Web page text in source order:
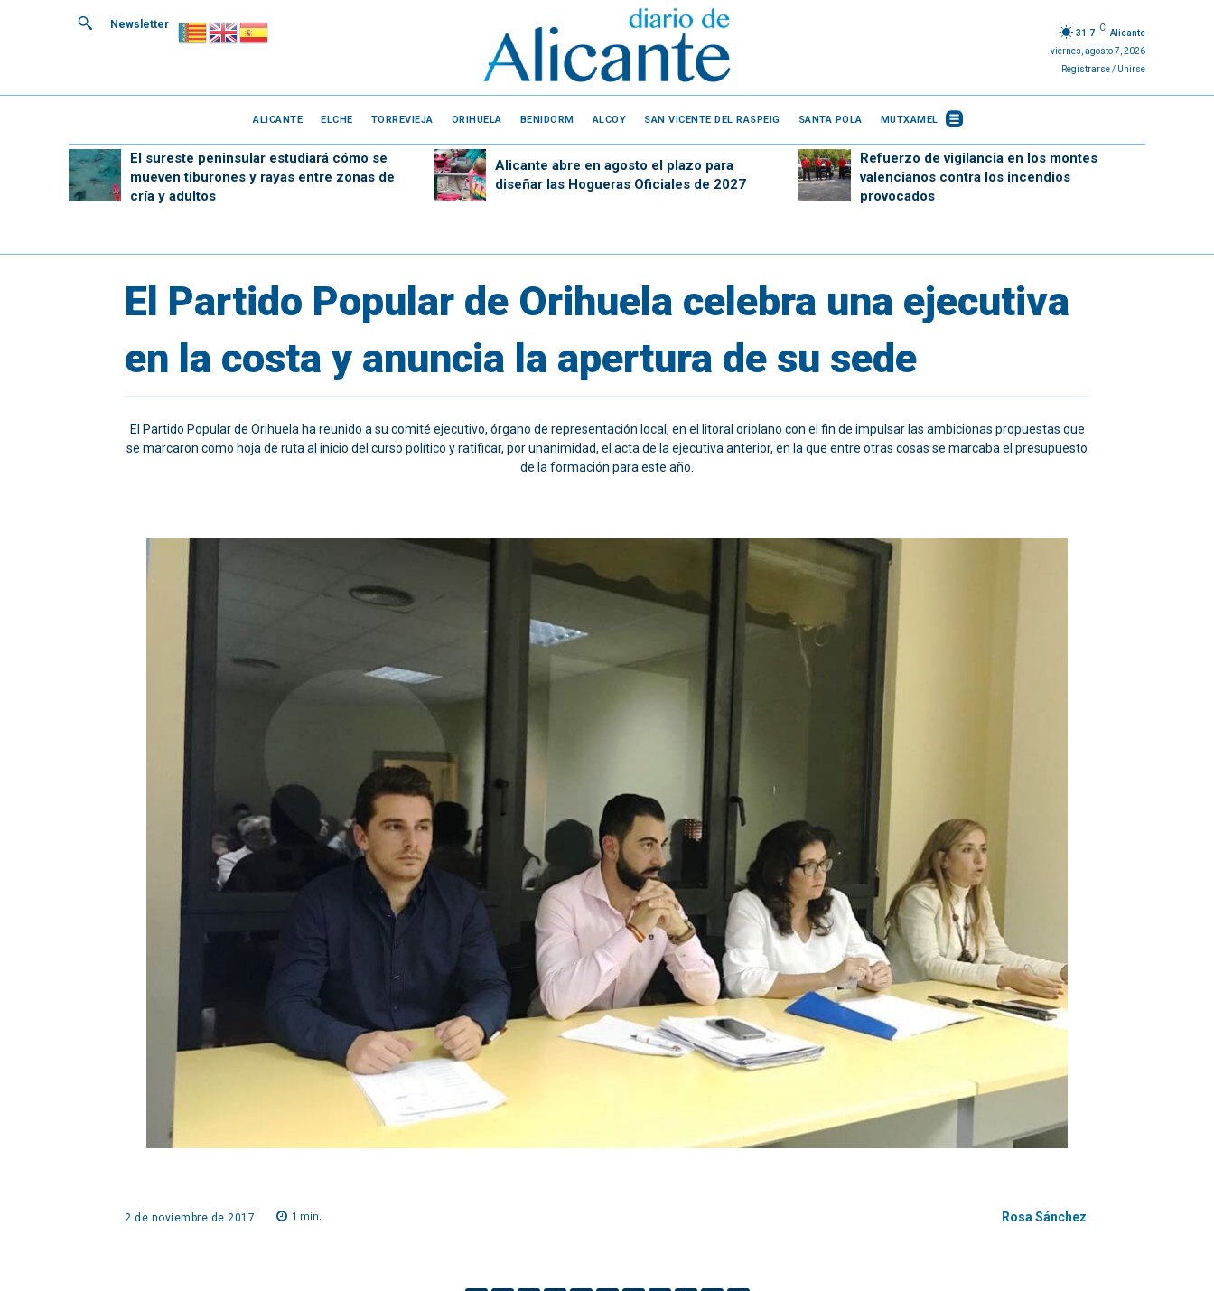
Newsletter
31.7
C
Alicante
viernes, agosto 7, 2026
Registrarse / Unirse
ALICANTE ELCHE TORREVIEJA ORIHUELA BENIDORM ALCOY SAN VICENTE DEL RASPEIG SANTA POLA MUTXAMEL
El sureste peninsular estudiará cómo se
mueven tiburones y rayas entre zonas de
cría y adultos
Alicante abre en agosto el plazo para
diseñar las Hogueras Oficiales de 2027
Refuerzo de vigilancia en los montes
valencianos contra los incendios
provocados
El Partido Popular de Orihuela celebra una ejecutiva
en la costa y anuncia la apertura de su sede
El Partido Popular de Orihuela ha reunido a su comité ejecutivo, órgano de representación local, en el litoral oriolano con el fin de impulsar las ambicionas propuestas que
se marcaron como hoja de ruta al inicio del curso político y ratificar, por unanimidad, el acta de la ejecutiva anterior, en la que entre otras cosas se marcaba el presupuesto
de la formación para este año.
2 de noviembre de 2017 1 min. Rosa Sánchez